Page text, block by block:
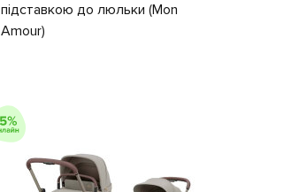
підставкою до люльки (Mon
Amour)